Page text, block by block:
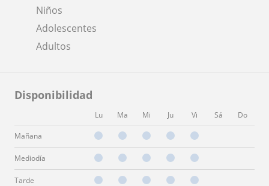
Niños
Adolescentes
Adultos
Disponibilidad
Lu Ma Mi Ju Vi Sá Do
Mañana
Mediodía
Tarde